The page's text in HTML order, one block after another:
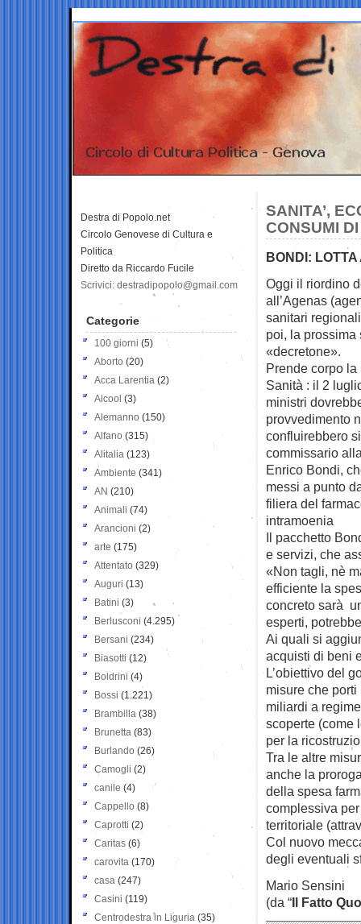
SANITA’,
CONSUMI
BONDI:
Oggi il riordino
all’Agenas
sanitari
poi, la prossima
«decretone».
Prende corpo
Sanità : il 2
ministri
provvedimento
confluirebbero
commissario
Enrico Bondi,
messi a punto
filiera del
intramoenia
Il pacchetto
e servizi, che
«Non tagli, nè
efficiente la
concreto sarà
esperti,
Ai quali si
acquisti di beni
L’obiettivo del
misure che
miliardi a
scoperte (come
per la
Tra le altre
anche la
della spesa
complessiva
territoriale
Col nuovo
degli eventuali
Mario Sensini
(da “Il Fatto
Destra di Popolo.net
Circolo Genovese di Cultura e
Politica
Diretto da Riccardo Fucile
Scrivici: destradipopolo@gmail.com
Categorie
100 giorni (5)
Aborto (20)
Acca Larentia (2)
Alcool (3)
Alemanno (150)
Alfano (315)
Alitalia (123)
Ambiente (341)
AN (210)
Animali (74)
Arancioni (2)
arte (175)
Attentato (329)
Auguri (13)
Batini (3)
Berlusconi (4.295)
Bersani (234)
Biasotti (12)
Boldrini (4)
Bossi (1.221)
Brambilla (38)
Brunetta (83)
Burlando (26)
Camogli (2)
canile (4)
Cappello (8)
Caprotti (2)
Caritas (6)
carovita (170)
casa (247)
Casini (119)
Centrodestra in Liguria (35)